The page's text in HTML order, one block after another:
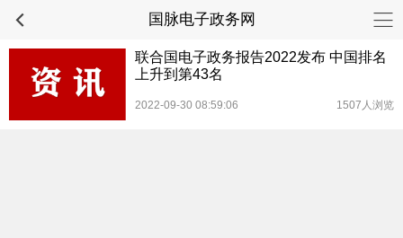
国脉电子政务网
联合国电子政务报告2022发布 中国排名
上升到第43名
2022-09-30 08:59:06 1507人浏览